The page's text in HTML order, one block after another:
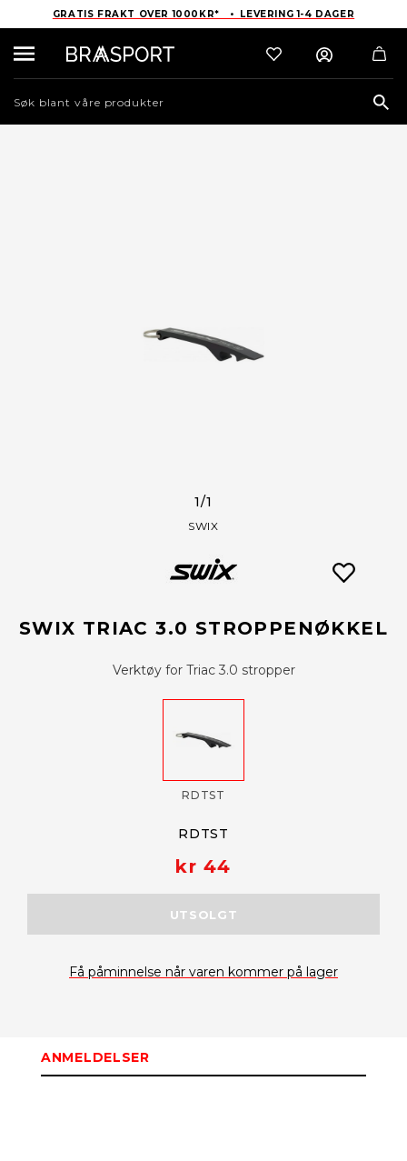
GRATIS FRAKT OVER 1000KR* • LEVERING 1-4 DAGER
1/1
SWIX
SWIX TRIAC 3.0 STROPPENØKKEL
Verktøy for Triac 3.0 stropper
RDTST
RDTST
kr 44
UTSOLGT
Få påminnelse når varen kommer på lager
ANMELDELSER